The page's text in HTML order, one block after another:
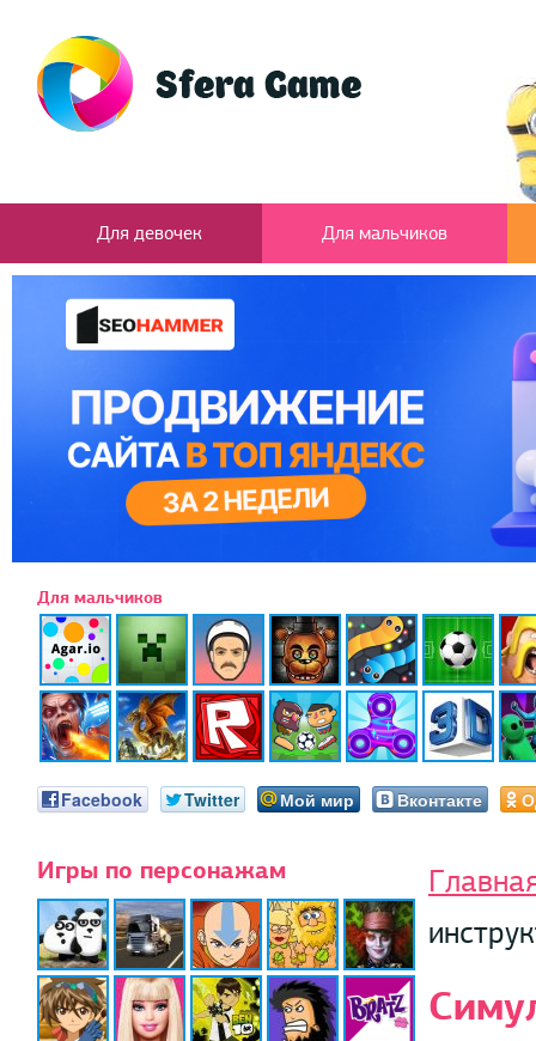
Для девочек Для мальчиков
Для мальчиков
Facebook Twitter Мой мир Вконтакте
Игры по персонажам